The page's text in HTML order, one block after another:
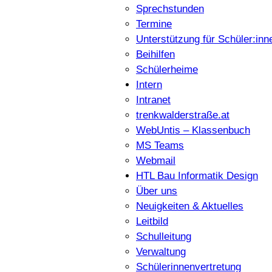
Sprechstunden
Termine
Unterstützung für
Beihilfen
Schülerheime
Intern
Intranet
trenkwalderstraße.at
WebUntis – Klassenbuch
MS Teams
Webmail
HTL Bau Informatik Design
Über uns
Neuigkeiten & Aktuelles
Leitbild
Schulleitung
Verwaltung
Schülerinnenvertretung